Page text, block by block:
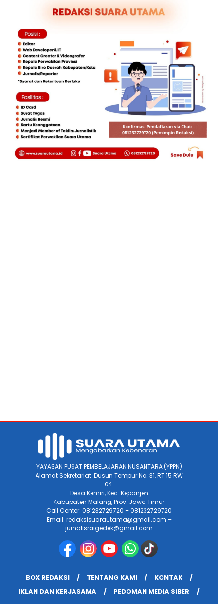
YAYASAN PUSAT PEMBELAJARAN NUSANTARA (YPPN)
Alamat Sekretariat :Dusun Tempur No. 31, RT 15 RW
04.
Desa Kemiri, Kec. Kepanjen
Kabupaten Malang, Prov. Jawa Timur
Call Center: 081232729720 – 081232729720
Email: redaksisuarautama@gmail.com –
jurnalisraigedek@gmail.com
BOX REDAKSI TENTANG KAMI
KONTAK
IKLAN DAN KERJASAMA
PEDOMAN MEDIA SIBER